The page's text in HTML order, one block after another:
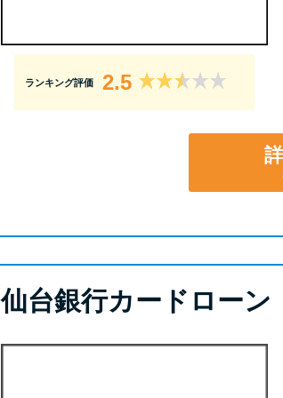
ランキング評価 2.5
仙台銀行カードローン